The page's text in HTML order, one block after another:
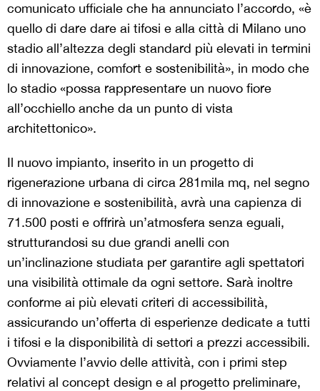
comunicato ufficiale che ha annunciato l’accordo, «è
quello di dare dare ai tifosi e alla città di Milano uno
stadio all’altezza degli standard più elevati in termini
di innovazione, comfort e sostenibilità», in modo che
lo stadio «possa rappresentare un nuovo fiore
all’occhiello anche da un punto di vista
architettonico».
Il nuovo impianto, inserito in un progetto di
rigenerazione urbana di circa 281mila mq, nel segno
di innovazione e sostenibilità, avrà una capienza di
71.500 posti e offrirà un’atmosfera senza eguali,
strutturandosi su due grandi anelli con
un’inclinazione studiata per garantire agli spettatori
una visibilità ottimale da ogni settore. Sarà inoltre
conforme ai più elevati criteri di accessibilità,
assicurando un’offerta di esperienze dedicate a tutti
i tifosi e la disponibilità di settori a prezzi accessibili.
Ovviamente l’avvio delle attività, con i primi step
relativi al concept design e al progetto preliminare,